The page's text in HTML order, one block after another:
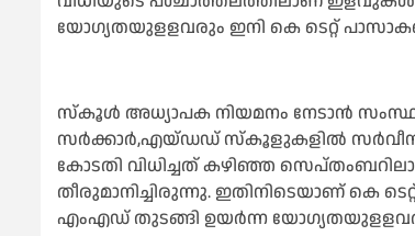
യോഗ്യതയുളളവരും ഇനി കെ ടെറ്റ്
സ്കൂള്‍ അധ്യാപക നിയമനം നേടാൻ
സർക്കാർ,എയ്ഡഡ് സ്കൂളുകളില്‍
കോടതി വിധിച്ചത് കഴിഞ്ഞ
തീരുമാനിച്ചിരുന്നു. ഇതിനിടെയാണ് കെ
എംഎഡ് തുടങ്ങി ഉയർന്ന